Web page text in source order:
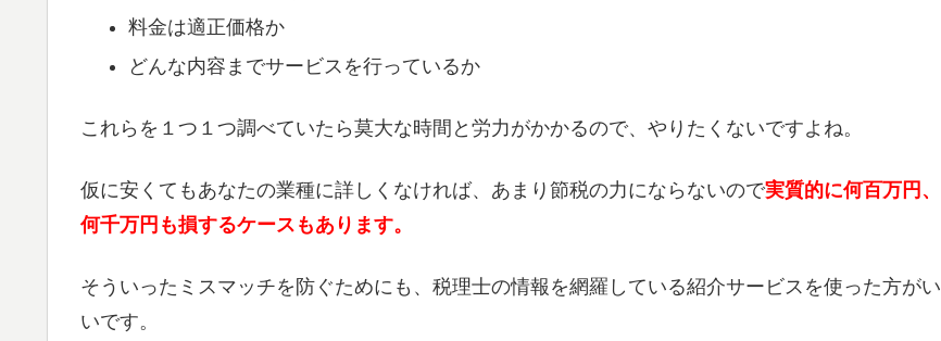
料金は適正価格か
どんな内容までサービスを行っているか
これらを１つ１つ調べていたら莫大な時間と労力がかかるので、やりたくないですよね。
仮に安くてもあなたの業種に詳しくなければ、あまり節税の力にならないので実質的に何百万円、
何千万円も損するケースもあります。
そういったミスマッチを防ぐためにも、税理士の情報を網羅している紹介サービスを使った方がい
いです。